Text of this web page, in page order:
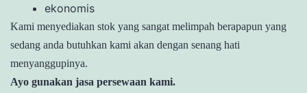
ekonomis
Kami menyediakan stok yang sangat melimpah berapapun yang
sedang anda butuhkan kami akan dengan senang hati
menyanggupinya.
Ayo gunakan jasa persewaan kami.